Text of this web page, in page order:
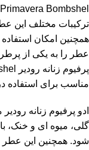
Primavera Bombshel یکی از بهترین
ترکیبات مختلف این
همچنین امکان
عطر را به یکی از
مناسب برای استفاده
ادو پرفیوم زنانه
گلی، میوه ای و خنک،
شود. همچنین این عطر